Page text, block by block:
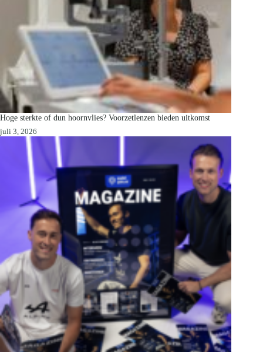
Hoge sterkte of dun hoornvlies? Voorzetlenzen bieden uitkomst
juli 3, 2026